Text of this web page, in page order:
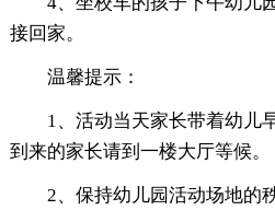
接回家。
温馨提示：
1、活动当天家长带着幼儿
到来的家长请到一楼大厅等候。
2、保持幼儿园活动场地的